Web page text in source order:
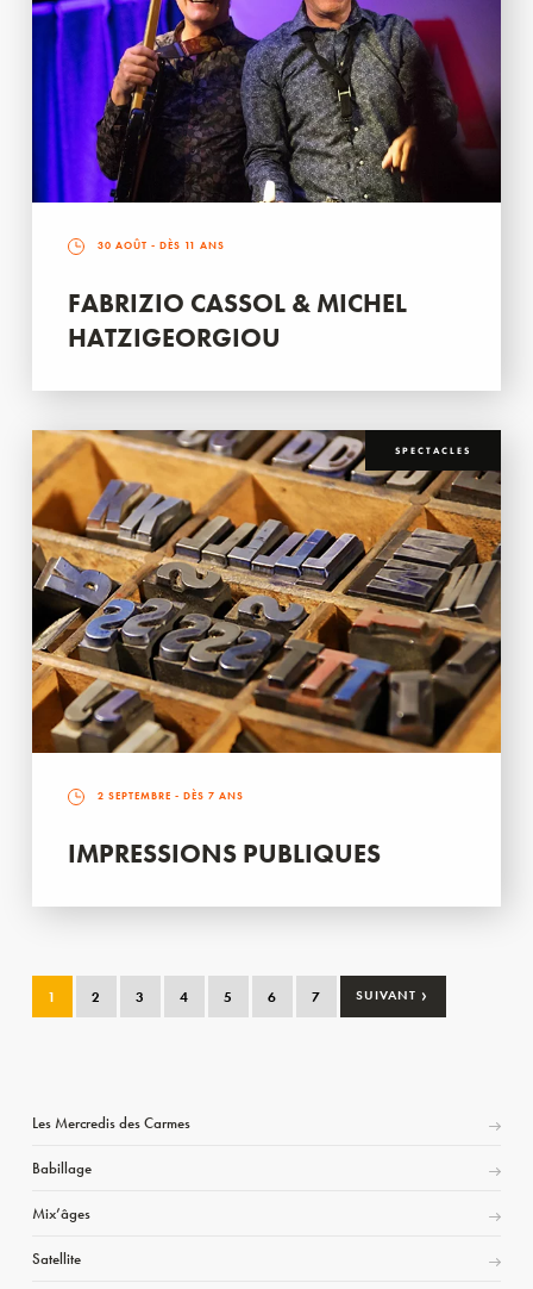
30 AOÛT - DÈS 11 ANS
FABRIZIO CASSOL & MICHEL
HATZIGEORGIOU
SPECTACLES
2 SEPTEMBRE - DÈS 7 ANS
IMPRESSIONS PUBLIQUES
1 2 3 4 5 6 7 SUIVANT ›
Les Mercredis des Carmes
Babillage
Mix’âges
Satellite